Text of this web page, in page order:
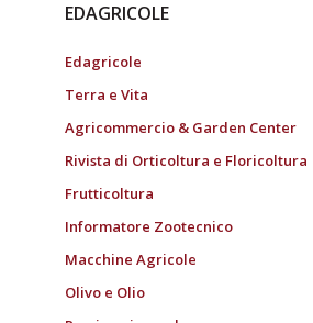
EDAGRICOLE
Edagricole
Terra e Vita
Agricommercio & Garden Center
Rivista di Orticoltura e Floricoltura
Frutticoltura
Informatore Zootecnico
Macchine Agricole
Olivo e Olio